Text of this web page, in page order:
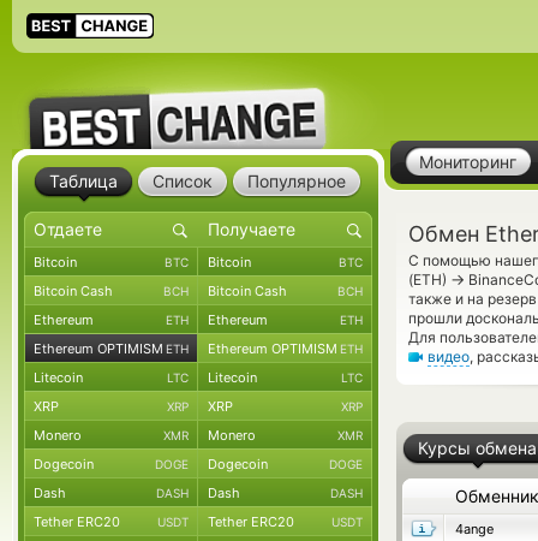
Мониторинг
Обмен
С помощью
(ETH) →
также и на
прошли
Для
видео,
Курсы обмена
Обменник
4ange
Таблица Список Популярное
Bitcoin BTC Bitcoin BTC
Bitcoin Cash BCH Bitcoin Cash BCH
Ethereum ETH Ethereum ETH
Ethereum OPTIMISM ETH Ethereum OPTIMISM ETH
Litecoin LTC Litecoin LTC
XRP XRP XRP XRP
Monero XMR Monero XMR
Dogecoin DOGE Dogecoin DOGE
Dash DASH Dash DASH
Tether ERC20 USDT Tether ERC20 USDT